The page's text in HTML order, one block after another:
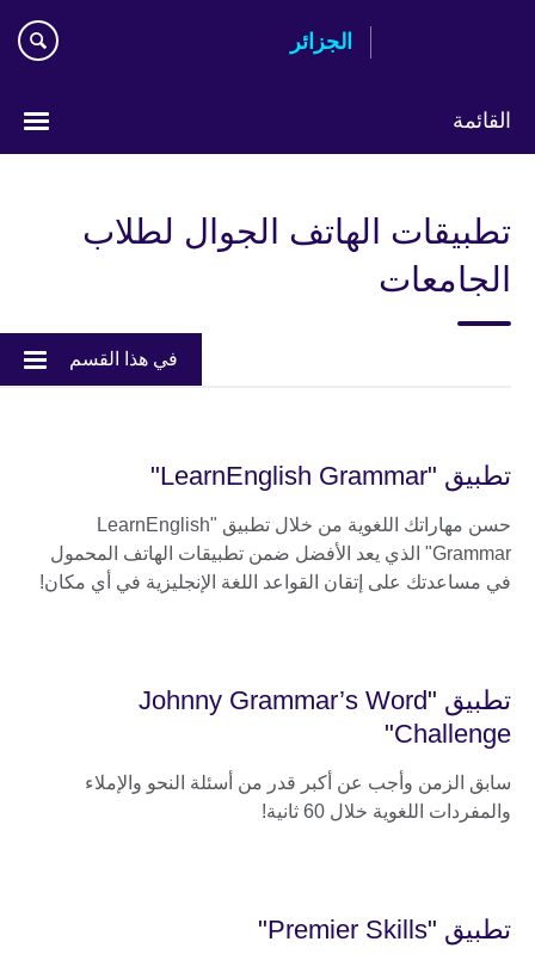
الجزائر
القائمة
language
تطبيقات الهاتف الجوال لطلاب
الجامعات
في هذا القسم
تطبيق "LearnEnglish Grammar"
حسن مهاراتك اللغوية من خلال تطبيق "LearnEnglish
Grammar" الذي يعد الأفضل ضمن تطبيقات الهاتف المحمول
في مساعدتك على إتقان القواعد اللغة الإنجليزية في أي مكان!
تطبيق "Johnny Grammar’s Word
Challenge"
سابق الزمن وأجب عن أكبر قدر من أسئلة النحو والإملاء
والمفردات اللغوية خلال 60 ثانية!
تطبيق "Premier Skills"